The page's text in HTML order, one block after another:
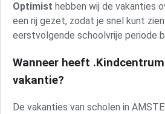
Optimist hebben wij de vakanties
een rij gezet, zodat je snel kunt
eerstvolgende schoolvrije periode
Wanneer heeft
vakantie?
De vakanties van scholen in